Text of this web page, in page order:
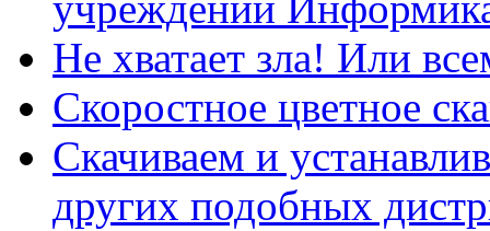
Не хватает зла! Или
Скоростное цветное
Скачиваем и
других подобных